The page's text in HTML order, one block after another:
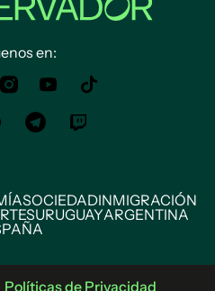
en:
SOCIEDADINMIGRACIÓN
URUGUAYARGENTINA
Políticas de Privacidad